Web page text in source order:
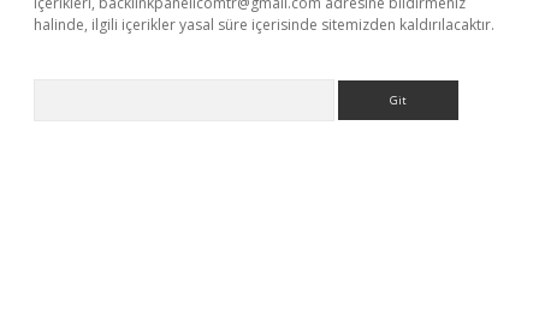
halinde, ilgili içerikler yasal süre içerisinde sitemizden kaldırılacaktır.